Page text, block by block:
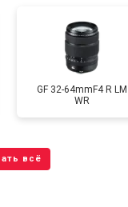
GF 32-64mmF4 R LM
WR